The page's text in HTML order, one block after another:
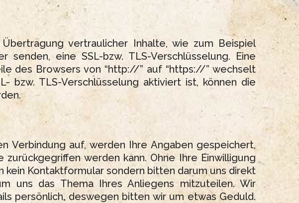
vertraulicher Inhalte, wie zum Beispiel
eine SSL-bzw. TLS-Verschlüsselung. Eine
des Browsers von “http://” auf “https://” wechselt
bzw. TLS-Verschlüsselung aktiviert ist, können die
Verbindung auf, werden Ihre Angaben gespeichert,
werden kann. Ohne Ihre Einwilligung
Kontaktformular sondern bitten darum uns direkt
uns das Thema Ihres Anliegens mitzuteilen. Wir
persönlich, deswegen bitten wir um etwas Geduld.